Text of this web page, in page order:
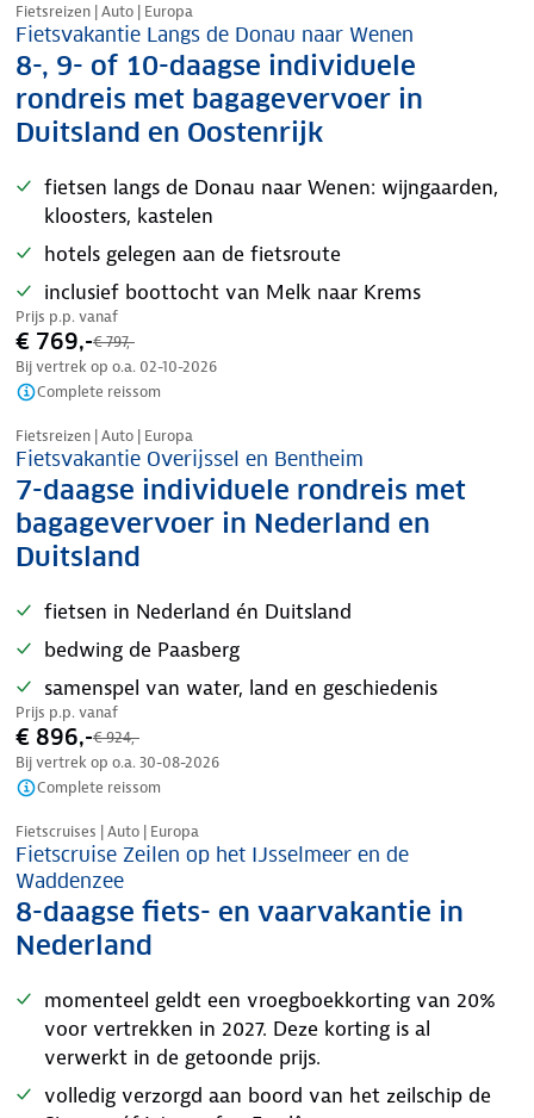
Fietsreizen | Auto | Europa
Fietsvakantie Langs de Donau naar Wenen
8-, 9- of 10-daagse individuele
rondreis met bagagevervoer in
Duitsland en Oostenrijk
fietsen langs de Donau naar Wenen: wijngaarden,
kloosters, kastelen
hotels gelegen aan de fietsroute
inclusief boottocht van Melk naar Krems
Prijs p.p. vanaf
€ 769,-€ 797,-
Bij vertrek op o.a. 02-10-2026
Complete reissom
Nazomer korting
Fietsreizen | Auto | Europa
Fietsvakantie Overijssel en Bentheim
7-daagse individuele rondreis met
bagagevervoer in Nederland en
Duitsland
fietsen in Nederland én Duitsland
bedwing de Paasberg
samenspel van water, land en geschiedenis
Prijs p.p. vanaf
€ 896,-€ 924,-
Bij vertrek op o.a. 30-08-2026
Complete reissom
Nazomer korting
Fietscruises | Auto | Europa
Fietscruise Zeilen op het IJsselmeer en de
Waddenzee
8-daagse fiets- en vaarvakantie in
Nederland
momenteel geldt een vroegboekkorting van 20%
voor vertrekken in 2027. Deze korting is al
verwerkt in de getoonde prijs.
volledig verzorgd aan boord van het zeilschip de